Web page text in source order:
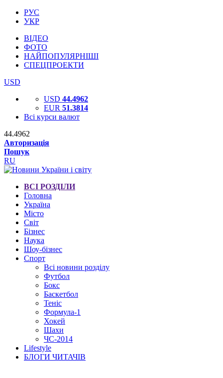
РУС
УКР
ВІДЕО
ФОТО
НАЙПОПУЛЯРНІШІ
СПЕЦПРОЕКТИ
USD
USD 44.4962
EUR 51.3814
Всі курси валют
44.4962
Авторизація
Пошук
RU
ВСІ РОЗДІЛИ
Головна
Україна
Місто
Світ
Бізнес
Наука
Шоу-бізнес
Спорт
Всі новини розділу
Футбол
Бокс
Баскетбол
Теніс
Формула-1
Хокей
Шахи
ЧС-2014
Lifestyle
БЛОГИ ЧИТАЧІВ